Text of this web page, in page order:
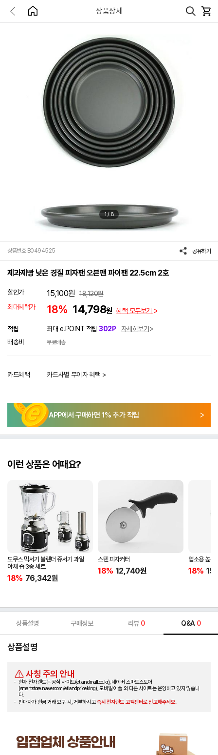
상품상세
1/8
상품번호 B0494525 공유하기
제과제빵 낮은 경질 피자팬 오븐팬 파이팬 22.5cm 2호
할인가 15,100원 18,120원
최대혜택가
18% 14,798원 혜택 모두보기
적립 최대 e.POINT 적립 302P
자세히보기
배송비
무료배송
카드혜택 카드사별 무이자 혜택 >
APP에서 구매하면 1% 추가 적립
이런 상품은 어때요?
도무스 믹서기 블렌더 쥬서기 과일
야채 즙 3종 세트
18% 76,342원
스텐 피자커터
18% 12,740원
업소용 높은
18%
상품설명 구매정보 리뷰 0 Q&A 0
상품설명
사칭 주의 안내
현재 전자랜드는 공식 사이트(etlandmall.co.kr), 네이버 스마트스토어
(smartstore.naver.com/etlandpriceking), 모바일 어플 외 다른 사이트는 운영하고 있지 않습니
다.
판매자가 현금 거래 요구 시, 거부하시고즉시 전자랜드 고객센터로 신고해주세요.